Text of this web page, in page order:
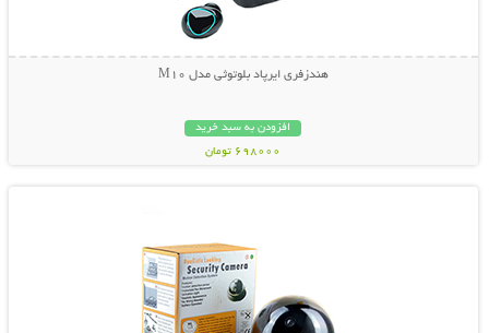
هندزفری ایرپاد بلوتوثی مدل M10
افزودن به سبد خرید
698000 تومان